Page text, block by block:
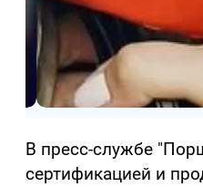
В пресс-службе
сертификацией и